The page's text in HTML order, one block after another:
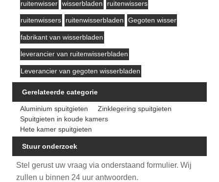
ruitenwisser wisserbladen ruitenwissers
ruitenwissers ruitenwisserbladen Gegoten wisser
fabrikant van wisserbladen
leverancier van ruitenwisserbladen
Leverancier van gegoten wisserbladen
Gerelateerde categorie
Aluminium spuitgieten
Zinklegering spuitgieten
Spuitgieten in koude kamers
Hete kamer spuitgieten
Stuur onderzoek
Stel gerust uw vraag via onderstaand formulier. Wij
zullen u binnen 24 uur antwoorden.